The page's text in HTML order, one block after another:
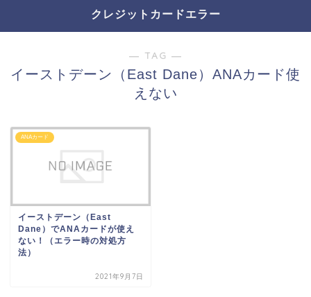
クレジットカードエラー
― TAG ―
イーストデーン（East Dane）ANAカード使
えない
ANAカード
イーストデーン（East
Dane）でANAカードが使え
ない！（エラー時の対処方
法）
2021年9月7日